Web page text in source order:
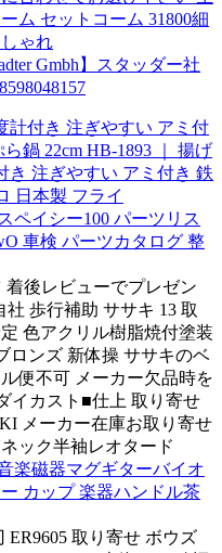
ム セットコーム 31800細
ゃれ
Gmbh】スタッダー社
計付き 注ぎやすい アミ付
鍋 22cm HB-1893 ｜ 揚げ
き 注ぎやすい アミ付き 鉄
日本製 フライ
ペイシー100 パーツリス
車検 パーツカタログ 整
後レビューでプレゼン
社 歩行補助 ササキ 13 取
色アクリル樹脂焼付塗装
ロンズ 新体操 ササキのベ
便不可 メーカー欠品時を
イカスト■仕上 取り寄せ
メーカー在庫お取り寄せ
ック半袖レオタード
楽磁器マグギターバイオ
カップ 楽器ハンドル茶
ER9605 取り寄せ ボウズ